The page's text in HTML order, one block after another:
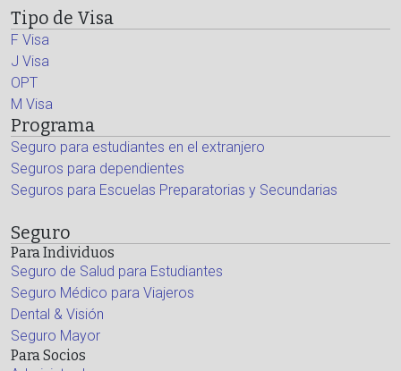
Tipo de Visa
F Visa
J Visa
OPT
M Visa
Programa
Seguro para estudiantes en el extranjero
Seguros para dependientes
Seguros para Escuelas Preparatorias y Secundarias
Seguro
Para Individuos
Seguro de Salud para Estudiantes
Seguro Médico para Viajeros
Dental & Visión
Seguro Mayor
Para Socios